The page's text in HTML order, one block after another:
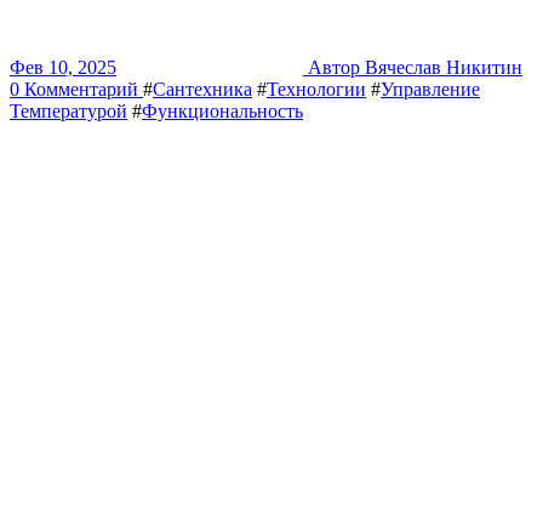
Фев 10, 2025
Автор Вячеслав Никитин
0 Комментарий #Сантехника #Технологии #Управление
Температурой #Функциональность